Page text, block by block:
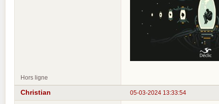
Hors ligne
05-03-2024 13:33:54
Christian